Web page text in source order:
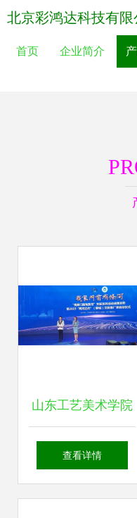
北京彩鸿达科技有限
首页 企业简介
山东工艺美术学院
学子在“山东手造·
查看详情